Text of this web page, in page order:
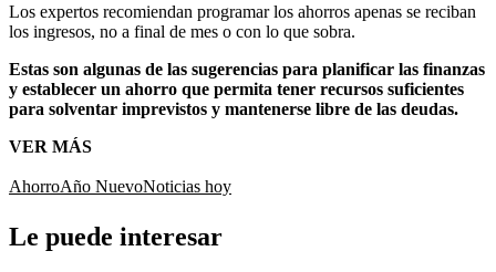
Los expertos recomiendan programar los ahorros apenas se reciban
los ingresos, no a final de mes o con lo que sobra.
Estas son algunas de las sugerencias para planificar las finanzas
y establecer un ahorro que permita tener recursos suficientes
para solventar imprevistos y mantenerse libre de las deudas.
VER MÁS
AhorroAño NuevoNoticias hoy
Le puede interesar